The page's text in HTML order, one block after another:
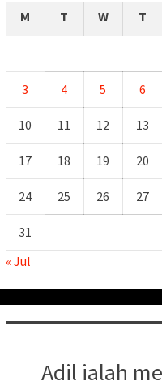
M T W T
3 4 5 6
10 11 12 13
17 18 19 20
24 25 26 27
31
« Jul
Adil ialah